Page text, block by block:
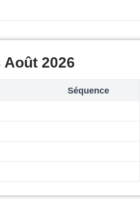
2026
Séquence